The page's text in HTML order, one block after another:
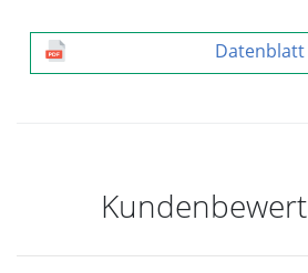
Datenblatt